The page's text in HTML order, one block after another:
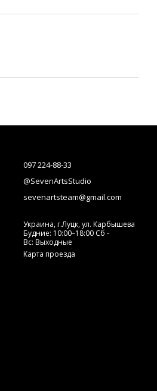
097 224-88-33
@SevenArtsStudio
sevenartsteam@gmail.com
Украина, г.Луцк, ул. Карбышева
Будние: 10:00–18:00 Сб -
Вс: Выходные
Карта проезда